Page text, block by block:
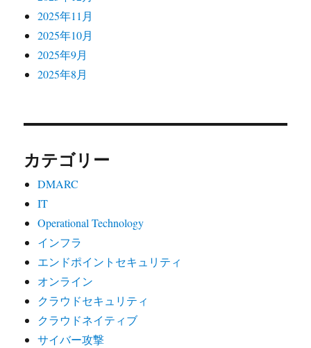
2025年11月
2025年10月
2025年9月
2025年8月
カテゴリー
DMARC
IT
Operational Technology
インフラ
エンドポイントセキュリティ
オンライン
クラウドセキュリティ
クラウドネイティブ
サイバー攻撃